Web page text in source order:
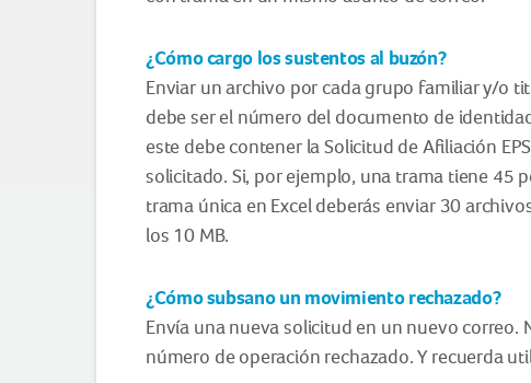
¿Cómo cargo los sustentos al buzón?
Enviar un archivo por cada grupo familiar y/o
debe ser el número del documento de
este debe contener la Solicitud de Afiliación
solicitado. Si, por ejemplo, una trama tiene 45
trama única en Excel deberás enviar 30
los 10 MB.
¿Cómo subsano un movimiento rechazado?
Envía una nueva solicitud en un nuevo correo.
número de operación rechazado. Y recuerda